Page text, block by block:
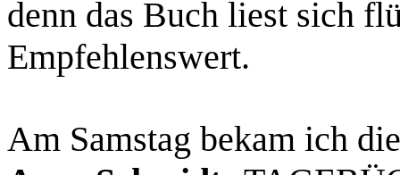
denn das Buch liest sich
Empfehlenswert.
Am Samstag bekam ich